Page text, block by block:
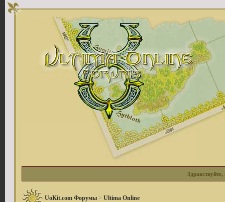
Здравствуйте,
UoKit.com Форумы > Ultima Online